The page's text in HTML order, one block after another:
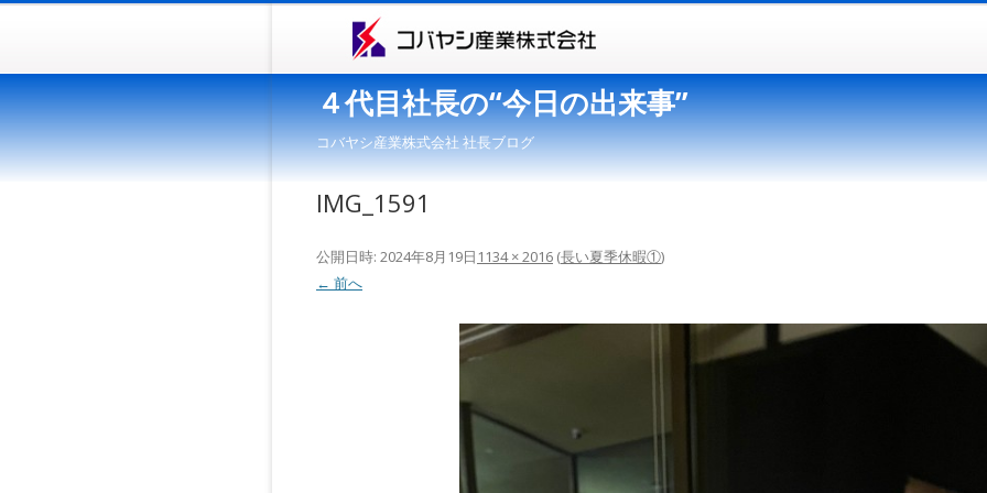
４代目社長の“今日の出来事”
コバヤシ産業株式会社 社長ブログ
IMG_1591
公開日時: 2024年8月19日 1134 × 2016 (長い夏季休暇①)
← 前へ